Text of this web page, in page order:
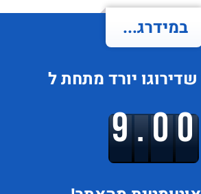
במידרג...
שדירוגו יורד מתחת ל
9.00